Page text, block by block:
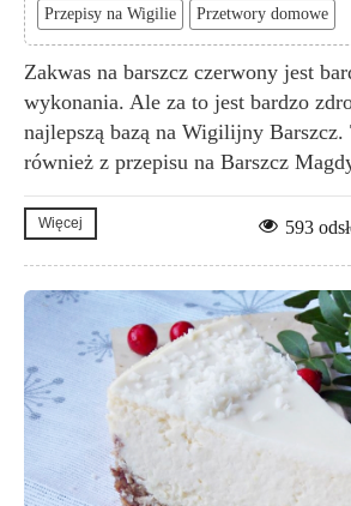
Przepisy na Wigilie Przetwory domowe
Zakwas na barszcz czerwony jest
wykonania. Ale za to jest bardzo
najlepszą bazą na Wigilijny
również z przepisu na Barszcz
Więcej 593